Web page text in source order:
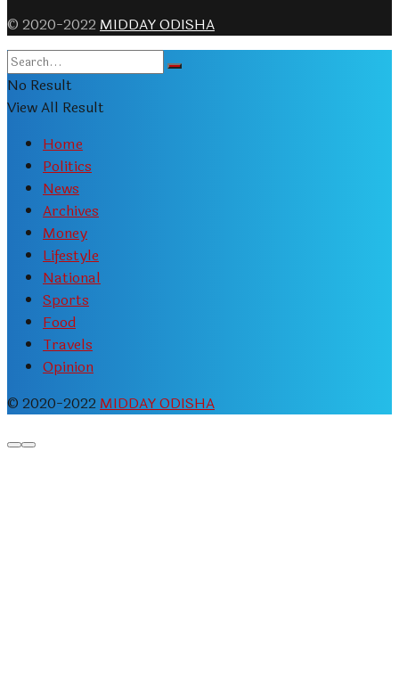
© 2020-2022 MIDDAY ODISHA
No Result
View All Result
Home
Politics
News
Archives
Money
Lifestyle
National
Sports
Food
Travels
Opinion
© 2020-2022 MIDDAY ODISHA